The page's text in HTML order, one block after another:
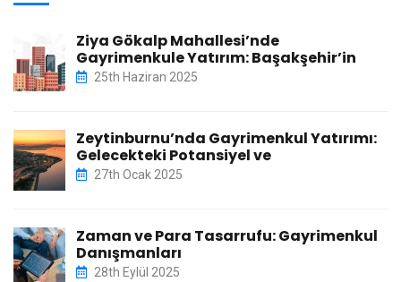
Ziya Gökalp Mahallesi’nde
Gayrimenkule Yatırım: Başakşehir’in
25th Haziran 2025
Zeytinburnu’nda Gayrimenkul Yatırımı:
Gelecekteki Potansiyel ve
27th Ocak 2025
Zaman ve Para Tasarrufu: Gayrimenkul
Danışmanları
28th Eylül 2025